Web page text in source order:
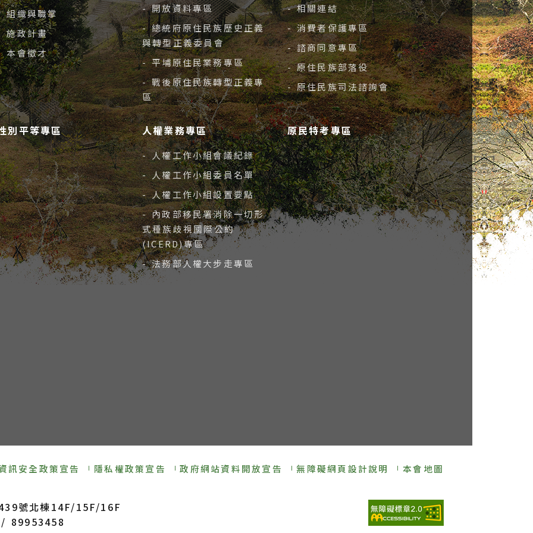
組織與職掌
施政計畫
本會徵才
- 開放資料專區
- 總統府原住民族歷史正義
與轉型正義委員會
- 平埔原住民業務專區
- 戰後原住民族轉型正義專
區
- 相關連結
- 消費者保護專區
- 諮商同意專區
- 原住民族部落役
- 原住民族司法諮詢會
別平等專區 人權業務專區
- 人權工作小組會議紀錄
- 人權工作小組委員名單
- 人權工作小組設置要點
- 內政部移民署消除一切形
式種族歧視國際公約
(ICERD)專區
- 法務部人權大步走專區
原民特考專區
訊安全政策宣告 隱私權政策宣告 政府網站資料開放宣告 無障礙網頁設計說明 本會地圖
號北棟14F/15F/16F
89953458